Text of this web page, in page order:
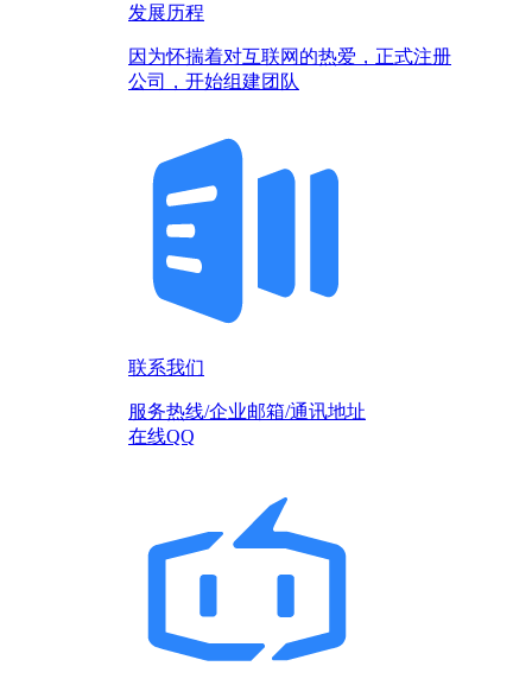
发展历程
因为怀揣着对互联网的热爱，正式注册
公司，开始组建团队
联系我们
服务热线/企业邮箱/通讯地址
在线QQ